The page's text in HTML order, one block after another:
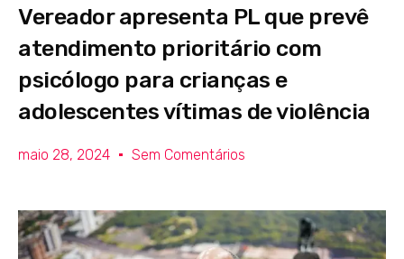
Vereador apresenta PL que prevê
atendimento prioritário com
psicólogo para crianças e
adolescentes vítimas de violência
maio 28, 2024 Sem Comentários